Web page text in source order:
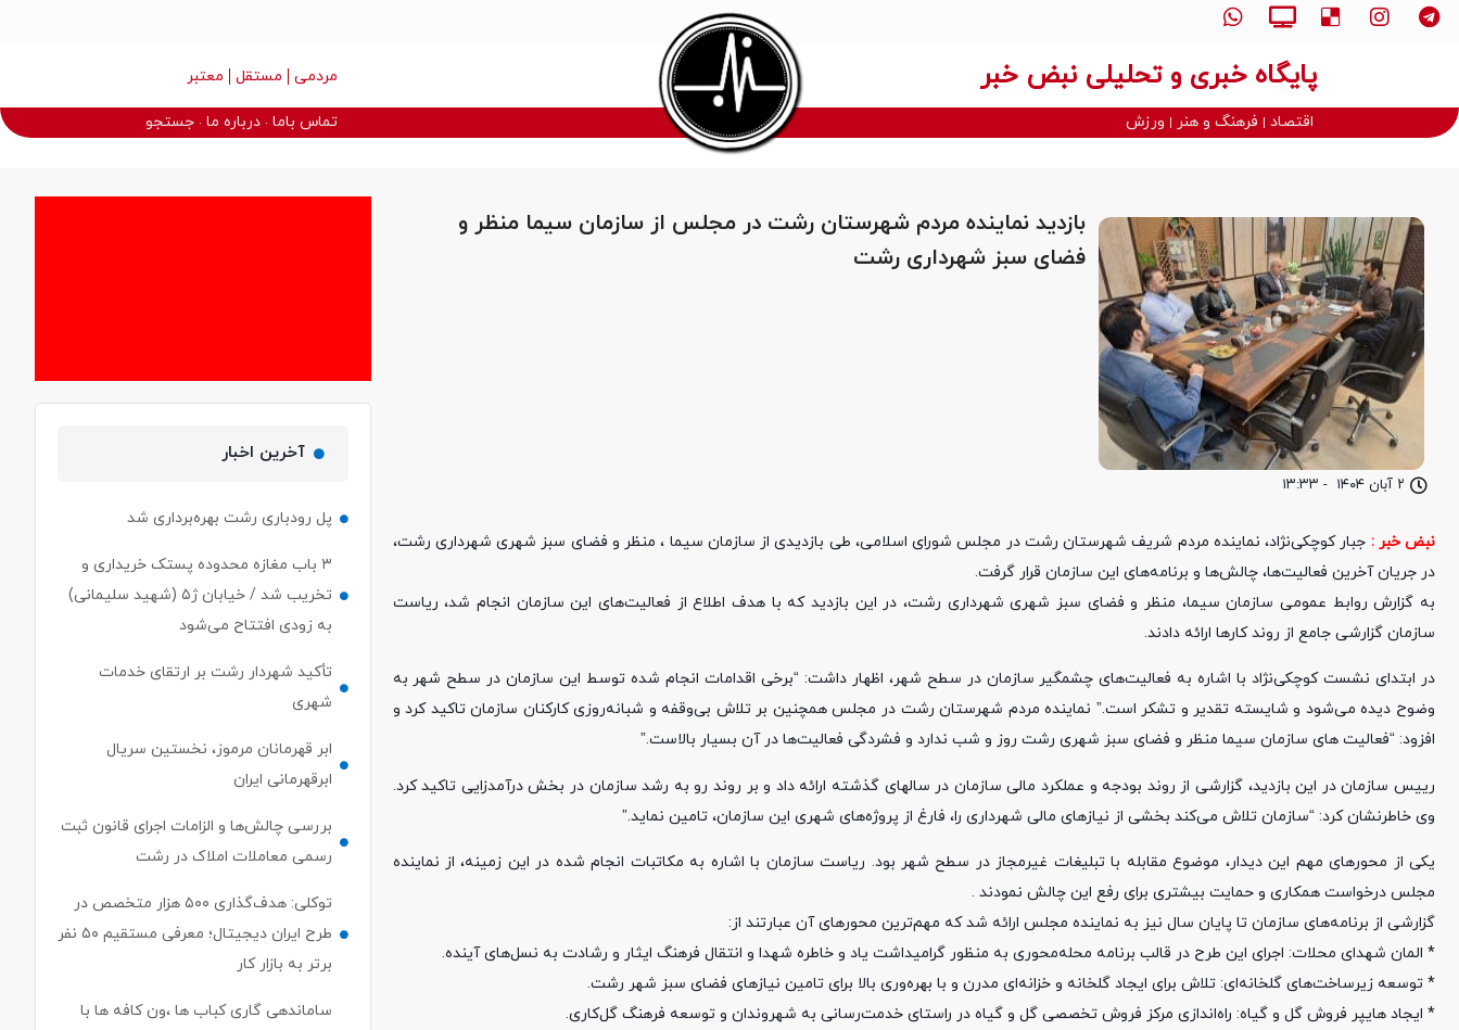
پایگاه خبری و تحلیلی نبض خبر مردمی مستقل معتبر
اقتصاد فرهنگ و هنر ورزش تماس باما درباره ما جستجو
۲ آبان ۱۴۰۴ - ۱۳:۳۳
بازدید نماینده مردم شهرستان رشت در مجلس از سازمان سیما منظر و
فضای سبز شهرداری رشت
نبض خبر : جبار کوچکی‌نژاد، نماینده مردم شریف شهرستان رشت در مجلس شورای اسلامی، طی بازدیدی از سازمان سیما ، منظر و فضای سبز شهری شهرداری رشت،
در جریان آخرین فعالیت‌ها، چالش‌ها و برنامه‌های این سازمان قرار گرفت.
به گزارش روابط عمومی سازمان سیما، منظر و فضای سبز شهری شهرداری رشت، در این بازدید که با هدف اطلاع از فعالیت‌های این سازمان انجام شد، ریاست
سازمان گزارشی جامع از روند کارها ارائه دادند.
در ابتدای نشست کوچکی‌نژاد با اشاره به فعالیت‌های چشمگیر سازمان در سطح شهر، اظهار داشت: “برخی اقدامات انجام شده توسط این سازمان در سطح شهر به
وضوح دیده می‌شود و شایسته تقدیر و تشکر است.” نماینده مردم شهرستان رشت در مجلس همچنین بر تلاش بی‌وقفه و شبانه‌روزی کارکنان سازمان تاکید کرد و
افزود: “فعالیت های سازمان سیما منظر و فضای سبز شهری رشت روز و شب ندارد و فشردگی فعالیت‌ها در آن بسیار بالاست.”
رییس سازمان در این بازدید، گزارشی از روند بودجه و عملکرد مالی سازمان در سالهای گذشته ارائه داد و بر روند رو به رشد سازمان در بخش درآمدزایی تاکید کرد.
وی خاطرنشان کرد: “سازمان تلاش می‌کند بخشی از نیازهای مالی شهرداری را، فارغ از پروژه‌های شهری این سازمان، تامین نماید.”
یکی از محورهای مهم این دیدار، موضوع مقابله با تبلیغات غیرمجاز در سطح شهر بود. ریاست سازمان با اشاره به مکاتبات انجام شده در این زمینه، از نماینده
مجلس درخواست همکاری و حمایت بیشتری برای رفع این چالش نمودند .
گزارشی از برنامه‌های سازمان تا پایان سال نیز به نماینده مجلس ارائه شد که مهم‌ترین محورهای آن عبارتند از:
* المان شهدای محلات: اجرای این طرح در قالب برنامه محله‌محوری به منظور گرامیداشت یاد و خاطره شهدا و انتقال فرهنگ ایثار و رشادت به نسل‌های آینده.
* توسعه زیرساخت‌های گلخانه‌ای: تلاش برای ایجاد گلخانه و خزانه‌ای مدرن و با بهره‌وری بالا برای تامین نیازهای فضای سبز شهر رشت.
* ایجاد هایپر فروش گل و گیاه: راه‌اندازی مرکز فروش تخصصی گل و گیاه در راستای خدمت‌رسانی به شهروندان و توسعه فرهنگ گل‌کاری.
آخرین اخبار
پل رودباری رشت بهره‌برداری شد
۳ باب مغازه محدوده پستک خریداری و
تخریب شد / خیابان ژ۵ (شهید سلیمانی)
به زودی افتتاح می‌شود
تأکید شهردار رشت بر ارتقای خدمات
شهری
ابر قهرمانان مرموز، نخستین سریال
ابرقهرمانی ایران
بررسی چالش‌ها و الزامات اجرای قانون ثبت
رسمی معاملات املاک در رشت
توکلی: هدف‌گذاری ۵۰۰ هزار متخصص در
طرح ایران دیجیتال؛ معرفی مستقیم ۵۰ نفر
برتر به بازار کار
ساماندهی گاری کباب ها ،ون کافه ها با